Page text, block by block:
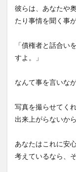
彼らは、あなたや
たり事情を聞く事
「債権者と話合い
すよ。」
なんて事を言いな
写真を撮らせてく
出来上がらないから
あなたはこれに安
考えているなら、